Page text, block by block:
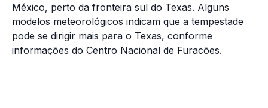
México, perto da fronteira sul do Texas. Alguns
modelos meteorológicos indicam que a tempestade
pode se dirigir mais para o Texas, conforme
informações do Centro Nacional de Furacões.